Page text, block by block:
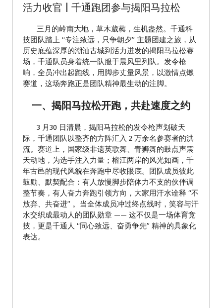
活力收官 | 千通跑团参与揭阳马拉松
三月的岭南大地，草木葳蕤，生机盎然。千通科
技团队踏上 “专注致远，只争朝夕” 主题团建之旅，从
历史底蕴深厚的潮汕古城到活力迸发的揭阳马拉松赛
场，千通队员身着统一队服于晨风里列队。发令枪
响，全员冲出起跑线，用脚步丈量风景，以激情点燃
赛道，这场奔跑正是团队精神最生动的注脚。
一、揭阳马拉松开跑，共赴速度之约
3 月30 日清晨，揭阳马拉松的发令枪声划破天
际，千通团队以整齐的方阵汇入 2 万余名参赛者的洪
流。赛道上，国家级非遗英歌舞、青狮舞的鼓点声震
天动地，为选手注入力量；榕江两岸的风光如画，千
年古邑的现代风貌在奔跑中尽收眼底。团队成员彼此
鼓励、默契配合：有人放慢脚步陪体力不支的伙伴调
整节奏，有人奋力奔跑引领方向，大家用汗水诠释 “不
放弃、共奋进” 。当全体成员冲过终点线时，笑容与汗
水交织成最动人的团队勋章 —— 这不仅是一场体育竞
技，更是千通人 “同心致远、奋勇争先” 精神的具象化
表达。